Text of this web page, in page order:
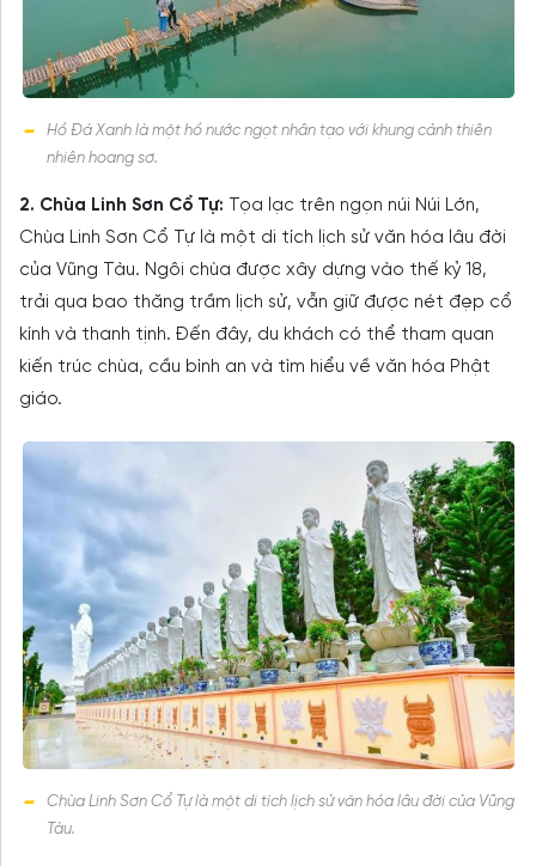
Hồ Đá Xanh là một hồ nước ngọt nhân tạo với khung cảnh thiên
nhiên hoang sơ.
2. Chùa Linh Sơn Cổ Tự: Tọa lạc trên ngọn núi Núi Lớn,
Chùa Linh Sơn Cổ Tự là một di tích lịch sử văn hóa lâu đời
của Vũng Tàu. Ngôi chùa được xây dựng vào thế kỷ 18,
trải qua bao thăng trầm lịch sử, vẫn giữ được nét đẹp cổ
kính và thanh tịnh. Đến đây, du khách có thể tham quan
kiến trúc chùa, cầu bình an và tìm hiểu về văn hóa Phật
giáo.
Chùa Linh Sơn Cổ Tự là một di tích lịch sử văn hóa lâu đời của Vũng
Tàu.